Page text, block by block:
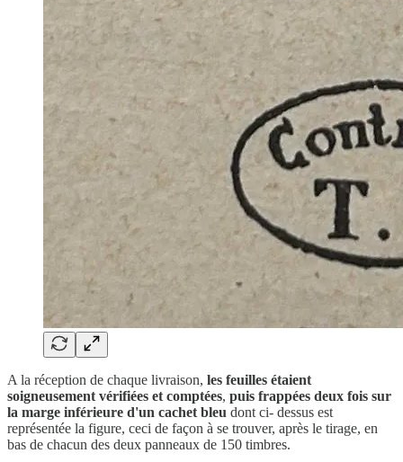
A la réception de chaque livraison, les feuilles étaient
soigneusement vérifiées et comptées, puis frappées deux fois sur
la marge inférieure d'un cachet bleu dont ci- dessus est
représentée la figure, ceci de façon à se trouver, après le tirage, en
bas de chacun des deux panneaux de 150 timbres.